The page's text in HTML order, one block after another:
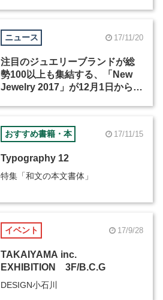
ニュース 17/11/20
注目のジュエリーブランドが総
勢100以上も集結する、「New
Jewelry 2017」が12月1日から3
おすすめ書籍・本 17/11/15
Typography 12
特集「和文の本文書体」
イベント 17/9/28
TAKAIYAMA inc.
EXHIBITION 3F/B.C.G
DESIGN小石川